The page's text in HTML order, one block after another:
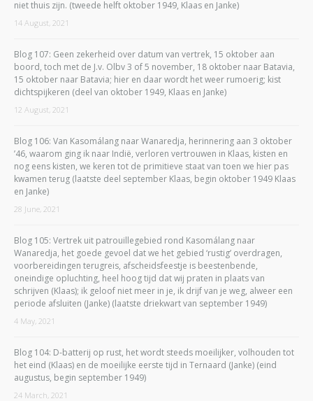
niet thuis zijn. (tweede helft oktober 1949, Klaas en Janke)
14 August, 2021
Blog 107: Geen zekerheid over datum van vertrek, 15 oktober aan
boord, toch met de J.v. Olbv 3 of 5 november, 18 oktober naar Batavia,
15 oktober naar Batavia; hier en daar wordt het weer rumoerig; kist
dichtspijkeren (deel van oktober 1949, Klaas en Janke)
12 August, 2021
Blog 106: Van Kasomálang naar Wanaredja, herinnering aan 3 oktober
’46, waarom ging ik naar Indië, verloren vertrouwen in Klaas, kisten en
nog eens kisten, we keren tot de primitieve staat van toen we hier pas
kwamen terug (laatste deel september Klaas, begin oktober 1949 Klaas
en Janke)
28 June, 2021
Blog 105: Vertrek uit patrouillegebied rond Kasomálang naar
Wanaredja, het goede gevoel dat we het gebied ‘rustig’ overdragen,
voorbereidingen terugreis, afscheidsfeestje is beestenbende,
oneindige opluchting, heel hoog tijd dat wij praten in plaats van
schrijven (Klaas); ik geloof niet meer in je, ik drijf van je weg, alweer een
periode afsluiten (Janke) (laatste driekwart van september 1949)
4 May, 2021
Blog 104: D-batterij op rust, het wordt steeds moeilijker, volhouden tot
het eind (Klaas) en de moeilijke eerste tijd in Ternaard (Janke) (eind
augustus, begin september 1949)
24 March, 2021